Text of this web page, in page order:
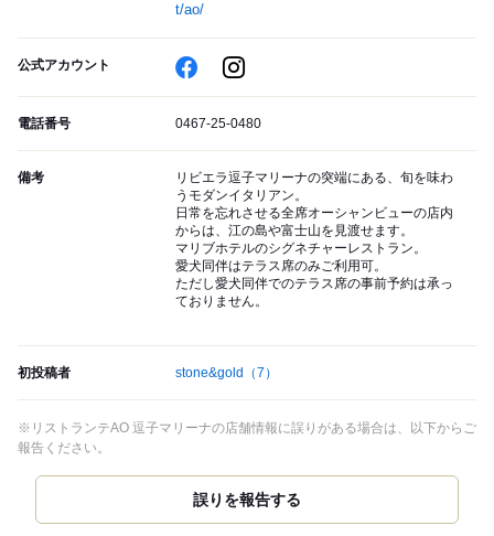
t/ao/
公式アカウント
電話番号 0467-25-0480
備考
リビエラ逗子マリーナの突端にある、旬を味わ
うモダンイタリアン。
日常を忘れさせる全席オーシャンビューの店内
からは、江の島や富士山を見渡せます。
マリブホテルのシグネチャーレストラン。
愛犬同伴はテラス席のみご利用可。
ただし愛犬同伴でのテラス席の事前予約は承っ
ておりません。
初投稿者 stone&gold （7）
※リストランテAO 逗子マリーナの店舗情報に誤りがある場合は、以下からご
報告ください。
誤りを報告する